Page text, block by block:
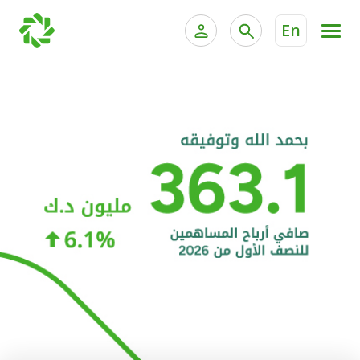
En
الخدمات المصرفية الإلكترونية للشركات
خدمة "بيتك" للتداول الإلكتروني
الحسابات المصرفية
البطاقات
"برامج العملاء"